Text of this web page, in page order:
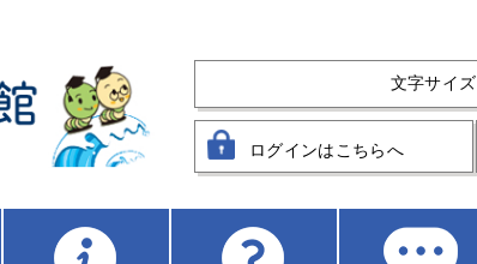
文字サイズ
ログインはこちらへ